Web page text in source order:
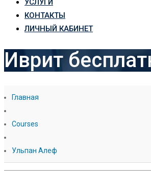
УСЛУГИ
КОНТАКТЫ
ЛИЧНЫЙ КАБИНЕТ
Иврит
Главная
Courses
Ульпан Алеф